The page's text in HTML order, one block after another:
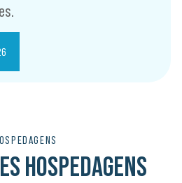
HOSPEDAGENS